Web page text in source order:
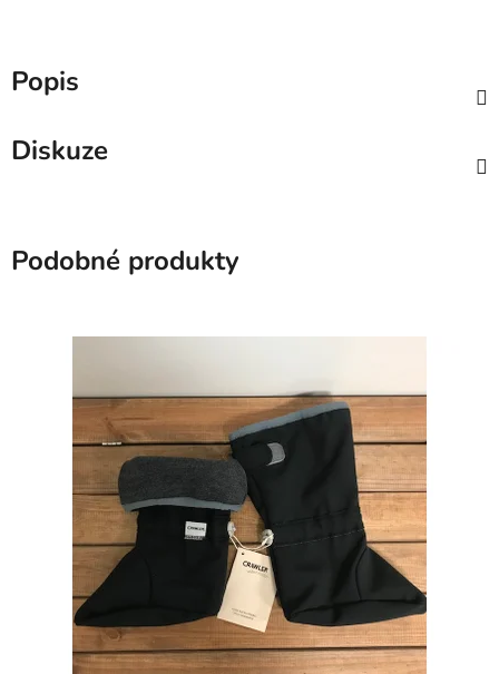
Popis
Diskuze
Podobné produkty